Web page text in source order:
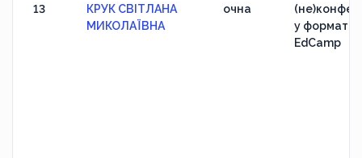
13
КРУК СВІТЛАНА
МИКОЛАЇВНА
очна
у форматі
EdCamp